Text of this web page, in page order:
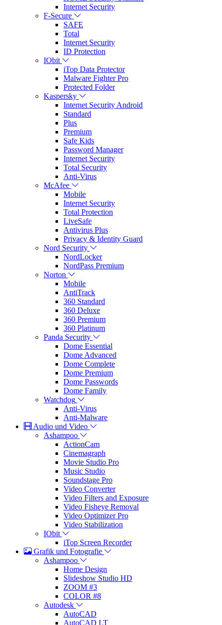
Internet Security
F-Secure
SAFE
Total
Internet Security
ID Protection
IObit
iTop Data Protector
Malware Fighter Pro
Protected Folder
Kaspersky
Internet Security Android
Standard
Plus
Premium
Safe Kids
Password Manager
Internet Security
Total Security
Anti-Virus
McAfee
Mobile
Internet Security
Total Protection
LiveSafe
Antivirus Plus
Privacy & Identity Guard
Nord Security
NordLocker
NordPass Premium
Norton
Mobile
AntiTrack
360 Standard
360 Deluxe
360 Premium
360 Platinum
Panda Security
Dome Essential
Dome Advanced
Dome Complete
Dome Premium
Dome Passwords
Dome Family
Watchdog
Anti-Virus
Anti-Malware
Audio und Video
Ashampoo
ActionCam
Cinemagraph
Movie Studio Pro
Music Studio
Soundstage Pro
Video Converter
Video Filters and Exposure
Video Fisheye Removal
Video Optimizer Pro
Video Stabilization
IObit
iTop Screen Recorder
Grafik und Fotografie
Ashampoo
Home Design
Slideshow Studio HD
ZOOM #3
COLOR #8
Autodesk
AutoCAD
AutoCAD LT